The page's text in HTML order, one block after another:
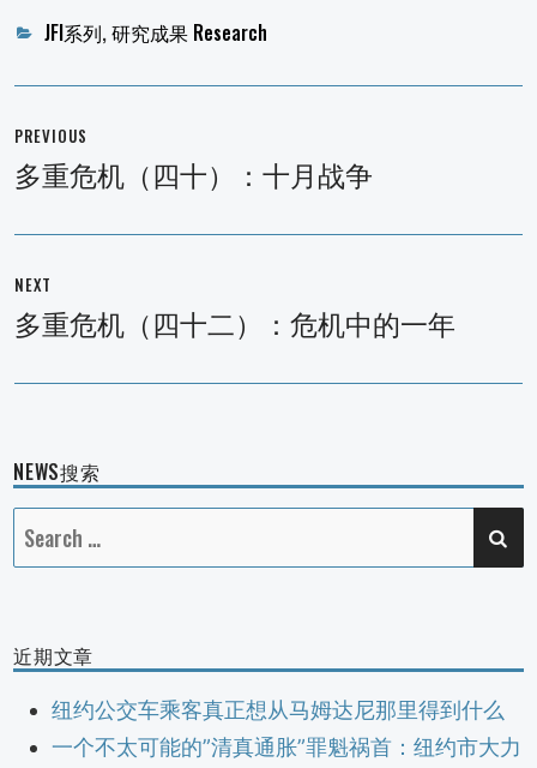
Categories
JFI系列,研究成果 Research
章
导
PREVIOUS
Previous
多重危机（四十）：十月战争
NEXT
Next
多重危机（四十二）：危机中的一年
NEWS搜索
Search
for:
近期文章
纽约公交车乘客真正想从马姆达尼那里得到什么
一个不太可能的”清真通胀”罪魁祸首：纽约市大力